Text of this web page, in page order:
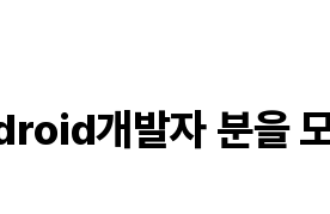
개발자 분을